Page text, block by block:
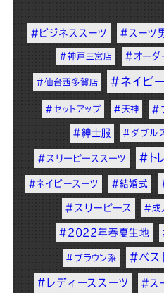
#ビジネススーツ #スーツ
#神戸三宮店 #オーダ
#仙台西多賀店 #ネイビ
#セットアップ #天神 #
#紳士服 #ダブル
#スリーピーススーツ #ト
#ネイビースーツ #結婚式
#スリーピース #成
#2022年春夏生地
#ブラウン系 #ベス
#レディーススーツ #ス